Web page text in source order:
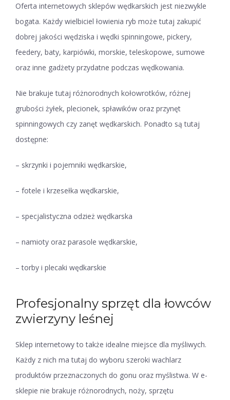
Oferta internetowych sklepów wędkarskich jest niezwykle
bogata. Każdy wielbiciel łowienia ryb może tutaj zakupić
dobrej jakości wędziska i wędki spinningowe, pickery,
feedery, baty, karpiówki, morskie, teleskopowe, sumowe
oraz inne gadżety przydatne podczas wędkowania.
Nie brakuje tutaj różnorodnych kołowrotków, różnej
grubości żyłek, plecionek, spławików oraz przynęt
spinningowych czy zanęt wędkarskich. Ponadto są tutaj
dostępne:
– skrzynki i pojemniki wędkarskie,
– fotele i krzesełka wędkarskie,
– specjalistyczna odzież wędkarska
– namioty oraz parasole wędkarskie,
– torby i plecaki wędkarskie
Profesjonalny sprzęt dla łowców
zwierzyny leśnej
Sklep internetowy to także idealne miejsce dla myśliwych.
Każdy z nich ma tutaj do wyboru szeroki wachlarz
produktów przeznaczonych do gonu oraz myślistwa. W e-
sklepie nie brakuje różnorodnych, noży, sprzętu